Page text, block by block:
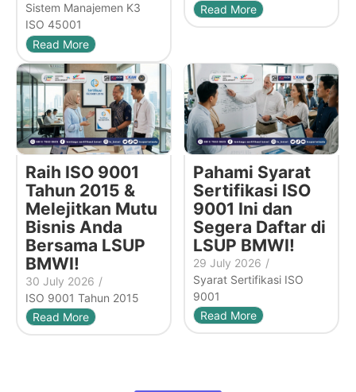
Sistem Manajemen K3
ISO 45001
Read More
Read More
Raih ISO 9001
Tahun 2015 &
Melejitkan Mutu
Bisnis Anda
Bersama LSUP
BMWI!
30 July 2026 /
ISO 9001 Tahun 2015
Read More
Pahami Syarat
Sertifikasi ISO
9001 Ini dan
Segera Daftar di
LSUP BMWI!
29 July 2026 /
Syarat Sertifikasi ISO
9001
Read More